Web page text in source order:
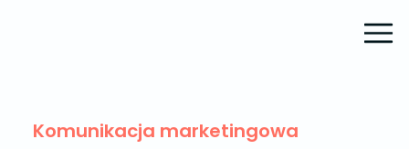
Komunikacja marketingowa